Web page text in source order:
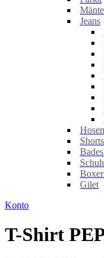
Jeans
Hosen
Shorts
Gilet
Konto
T-Shirt